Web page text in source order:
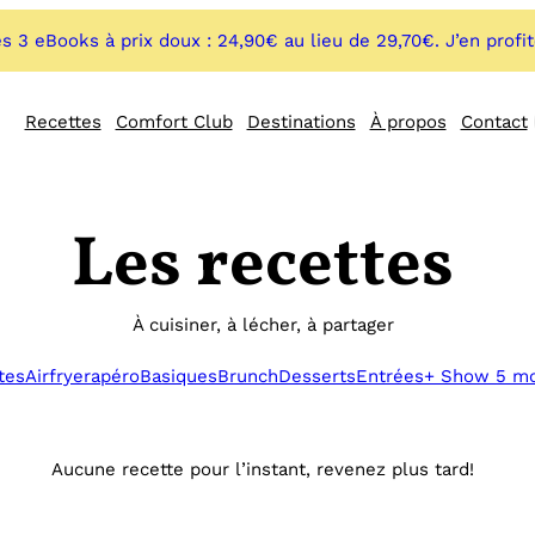
3 eBooks à prix doux : 24,90€ au lieu de 29,70€. J’en
Recettes Comfort Club Destinations À propos Contact
Les recettes
À cuisiner, à lécher, à partager
AirfryerapéroBasiquesBrunchDessertsEntrées+ Show 5
Aucune recette pour l’instant, revenez plus tard!